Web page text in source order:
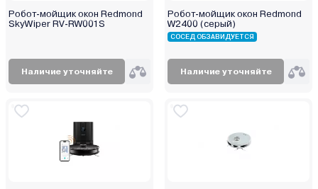
Робот-мойщик окон Redmond
SkyWiper RV-RW001S
Наличие уточняйте
Робот-мойщик окон Redmond
W2400 (серый)
СОСЕД ОБЗАВИДУЕТСЯ
Наличие уточняйте